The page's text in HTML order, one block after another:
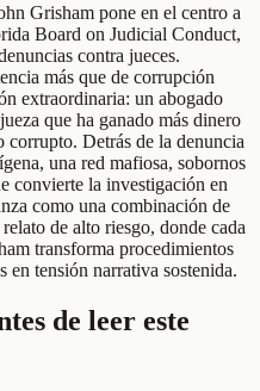
Grisham pone en el centro a
Board on Judicial Conduct,
contra jueces.
más que de corrupción
extraordinaria: un abogado
que ha ganado más dinero
Detrás de la denuncia
una red mafiosa, sobornos
convierte la investigación en
como una combinación de
de alto riesgo, donde cada
transforma procedimientos
en tensión narrativa sostenida.
de leer este